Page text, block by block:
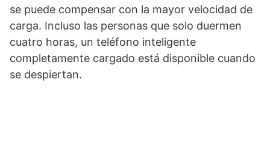
se puede compensar con la mayor velocidad de
carga. Incluso las personas que solo duermen
cuatro horas, un teléfono inteligente
completamente cargado está disponible cuando
se despiertan.